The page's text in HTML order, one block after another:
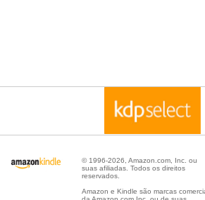
© 1996-2026, Amazon.com, Inc. ou
suas afiliadas. Todos os direitos
reservados.
Amazon e Kindle são marcas